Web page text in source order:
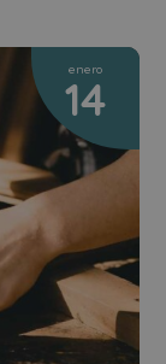
enero
14